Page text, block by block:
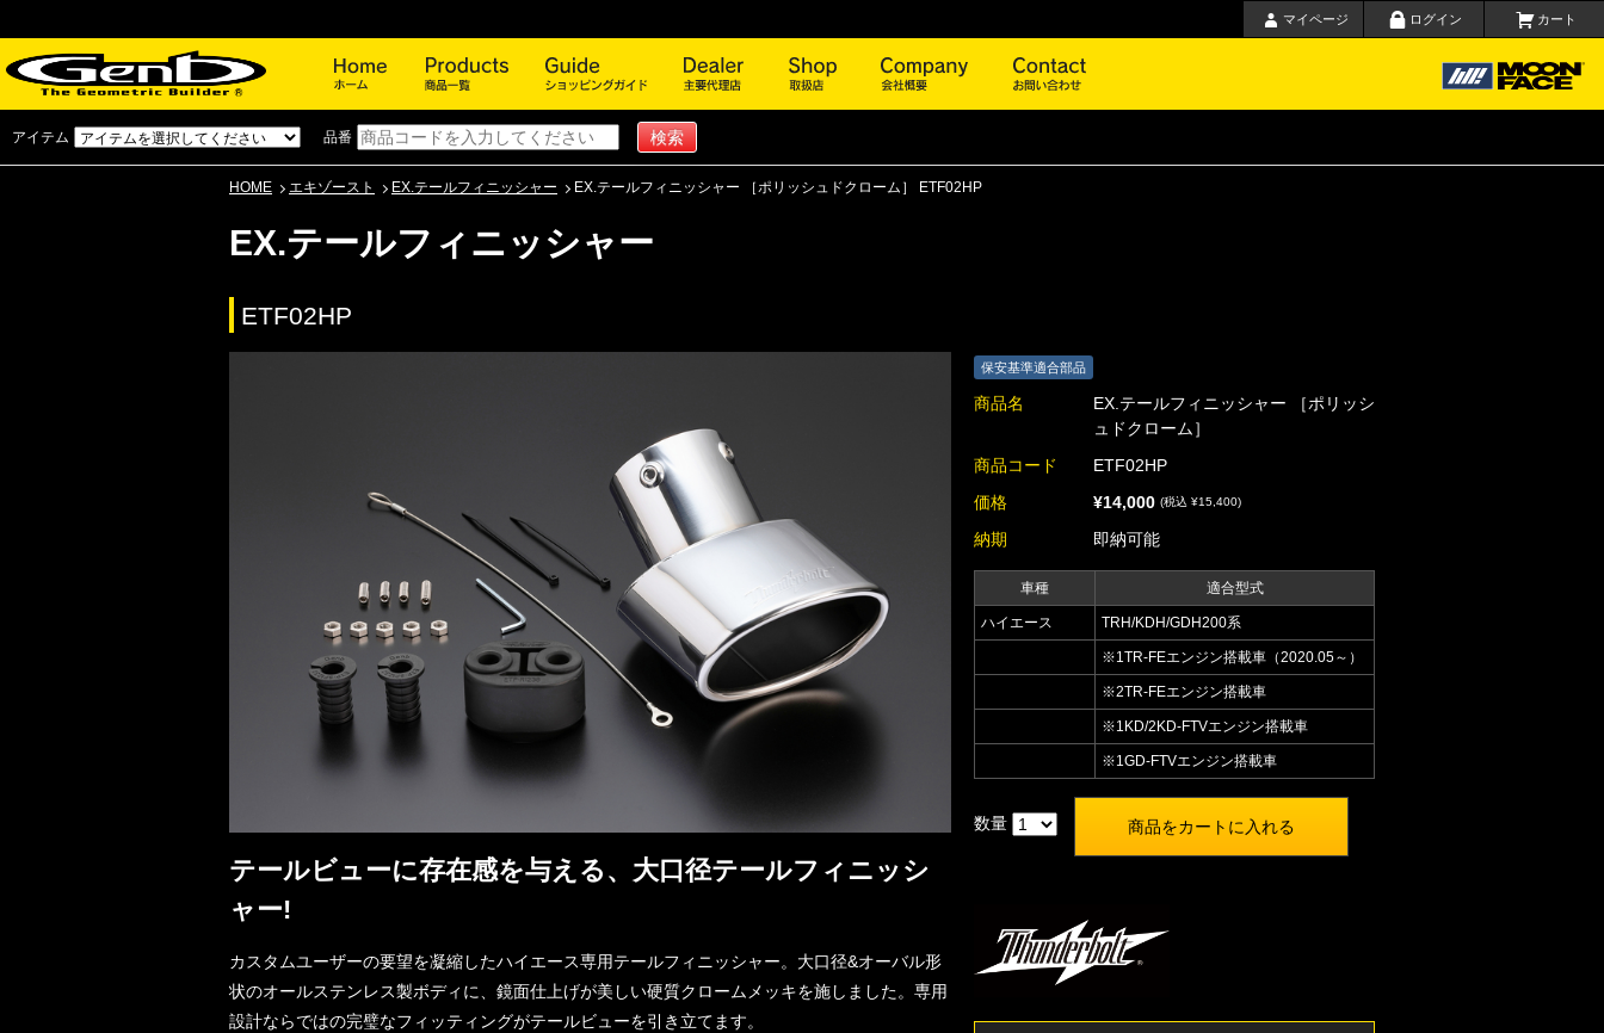
マイページ ログイン カート
アイテム 品番
HOME エキゾースト EX.テールフィニッシャー EX.テールフィニッシャー ［ポリッシュドクローム］ ETF02HP
EX.テールフィニッシャー
ETF02HP
テールビューに存在感を与える、大口径テールフィニッシ
ャー!
カスタムユーザーの要望を凝縮したハイエース専用テールフィニッシャー。大口径&オーバル形
状のオールステンレス製ボディに、鏡面仕上げが美しい硬質クロームメッキを施しました。専用
設計ならではの完璧なフィッティングがテールビューを引き立てます。
保安基準適合部品
商品名
EX.テールフィニッシャー ［ポリッシ
ュドクローム］
商品コード
ETF02HP
価格
¥14,000 (税込 ¥15,400)
納期 即納可能
車種 適合型式
ハイエース TRH/KDH/GDH200系
※1TR-FEエンジン搭載車（2020.05～）
※2TR-FEエンジン搭載車
※1KD/2KD-FTVエンジン搭載車
※1GD-FTVエンジン搭載車
数量